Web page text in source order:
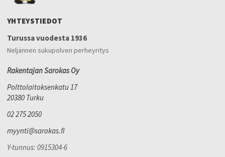
YHTEYSTIEDOT
Turussa vuodesta 1936
Neljännen sukupolven perheyritys
Rakentajan Sarokas Oy
Polttolaitoksenkatu 17
20380 Turku
02 275 2050
myynti@sarokas.fi
Y-tunnus: 0915304-6